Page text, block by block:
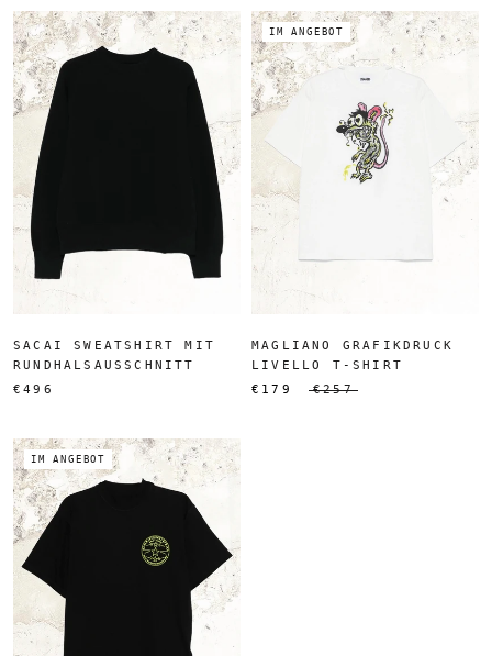
SACAI SWEATSHIRT MIT
RUNDHALSAUSSCHNITT
€496
IM ANGEBOT
MAGLIANO GRAFIKDRUCK
LIVELLO T-SHIRT
€179
€257
IM ANGEBOT